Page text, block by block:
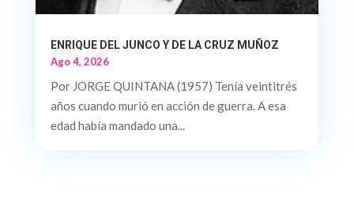
ENRIQUE DEL JUNCO Y DE LA CRUZ MUÑOZ
Ago 4, 2026
Por JORGE QUINTANA (1957) Tenía veintitrés
años cuando murió en acción de guerra. A esa
edad había mandado una...